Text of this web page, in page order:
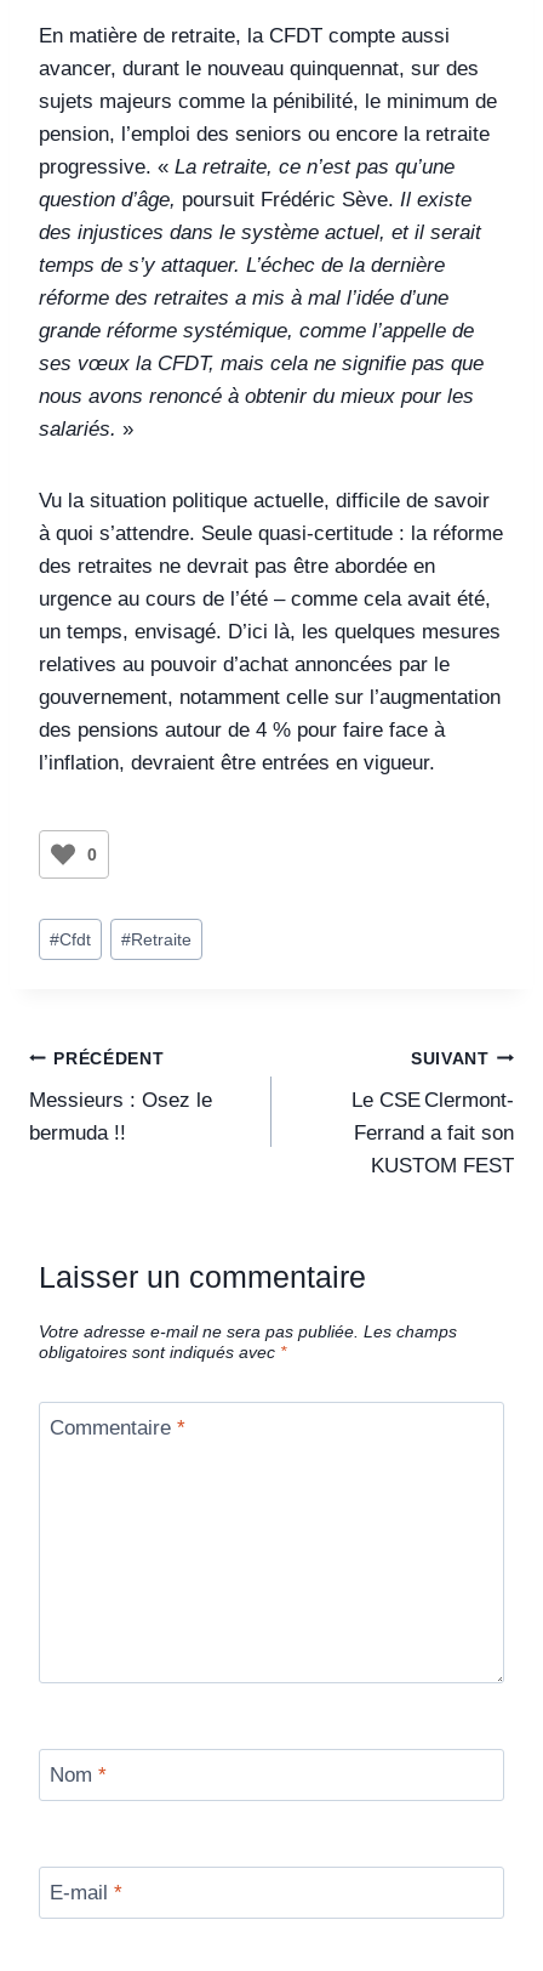
En matière de retraite, la CFDT compte aussi
avancer, durant le nouveau quinquennat, sur des
sujets majeurs comme la pénibilité, le minimum de
pension, l’emploi des seniors ou encore la retraite
progressive. « La retraite, ce n’est pas qu’une
question d’âge, poursuit Frédéric Sève. Il existe
des injustices dans le système actuel, et il serait
temps de s’y attaquer. L’échec de la dernière
réforme des retraites a mis à mal l’idée d’une
grande réforme systémique, comme l’appelle de
ses vœux la CFDT, mais cela ne signifie pas que
nous avons renoncé à obtenir du mieux pour les
salariés. »
Vu la situation politique actuelle, difficile de savoir
à quoi s’attendre. Seule quasi-certitude : la réforme
des retraites ne devrait pas être abordée en
urgence au cours de l’été – comme cela avait été,
un temps, envisagé. D’ici là, les quelques mesures
relatives au pouvoir d’achat annoncées par le
gouvernement, notamment celle sur l’augmentation
des pensions autour de 4 % pour faire face à
l’inflation, devraient être entrées en vigueur.
0
#Cfdt #Retraite
PRÉCÉDENT
Messieurs : Osez le
bermuda !!
SUIVANT
Le CSE Clermont-
Ferrand a fait son
KUSTOM FEST
Laisser un commentaire
Votre adresse e-mail ne sera pas publiée. Les champs
obligatoires sont indiqués avec *
Commentaire *
Nom *
E-mail *